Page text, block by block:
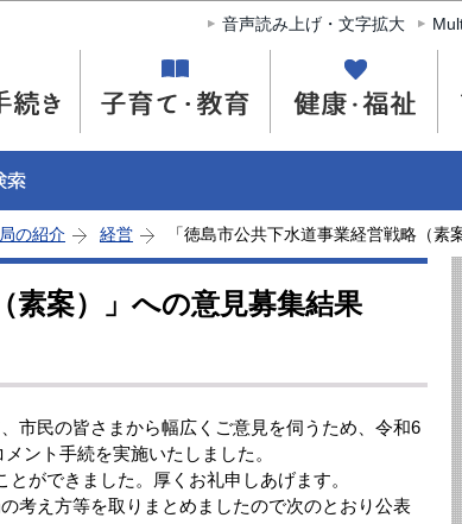
このページの本文へ移動
音声読み上げ・文字拡大
の紹介 経営 「徳島市公共下水道事業経営戦略（素
素案）」への意見募集結果
市民の皆さまから幅広くご意見を伺うため、令和6
ント手続を実施いたしました。
ができました。厚くお礼申しあげます。
考え方等を取りまとめましたので次のとおり公表